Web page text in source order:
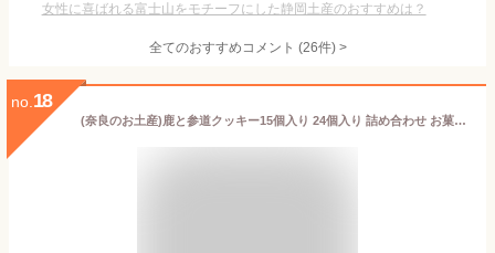
女性に喜ばれる富士山をモチーフにした静岡土産のおすすめは？
全てのおすすめコメント (26件) >
no. 18
(奈良のお土産)鹿と参道クッキー15個入り 24個入り 詰め合わせ お菓子 洋菓子 焼き菓子 ギフト プレゼント かわいい しか 修学旅行 奈良限定